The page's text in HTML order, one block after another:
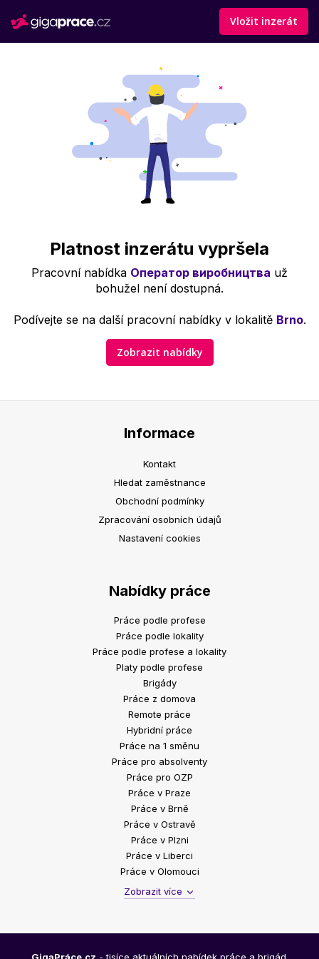
Vložit inzerát
Platnost inzerátu vypršela
Pracovní nabídka Оператор виробництва už
bohužel není dostupná.
Podívejte se na další pracovní nabídky v lokalitě Brno.
Zobrazit nabídky
Informace
Kontakt
Hledat zaměstnance
Obchodní podmínky
Zpracování osobních údajů
Nastavení cookies
Nabídky práce
Práce podle profese
Práce podle lokality
Práce podle profese a lokality
Platy podle profese
Brigády
Práce z domova
Remote práce
Hybridní práce
Práce na 1 směnu
Práce pro absolventy
Práce pro OZP
Práce v Praze
Práce v Brně
Práce v Ostravě
Práce v Plzni
Práce v Liberci
Práce v Olomouci
Zobrazit více